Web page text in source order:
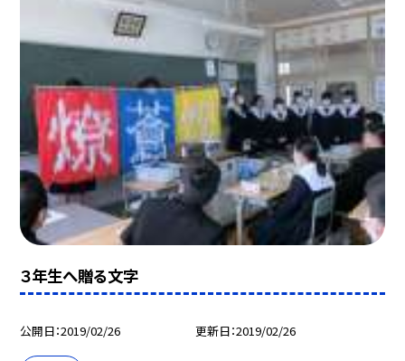
３年生へ贈る文字
公開日 2019/02/26 更新日 2019/02/26